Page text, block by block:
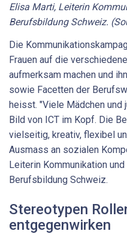
Elisa Marti, Leiterin
Berufsbildung Schweiz.
Die
Frauen auf die
aufmerksam machen und
sowie Facetten der
heisst. "Viele Mädchen und
Bild von ICT im Kopf. Die
vielseitig, kreativ, flexibel
Ausmass an sozialen
Leiterin Kommunikation
Berufsbildung Schweiz.
Stereotypen
entgegenwirken